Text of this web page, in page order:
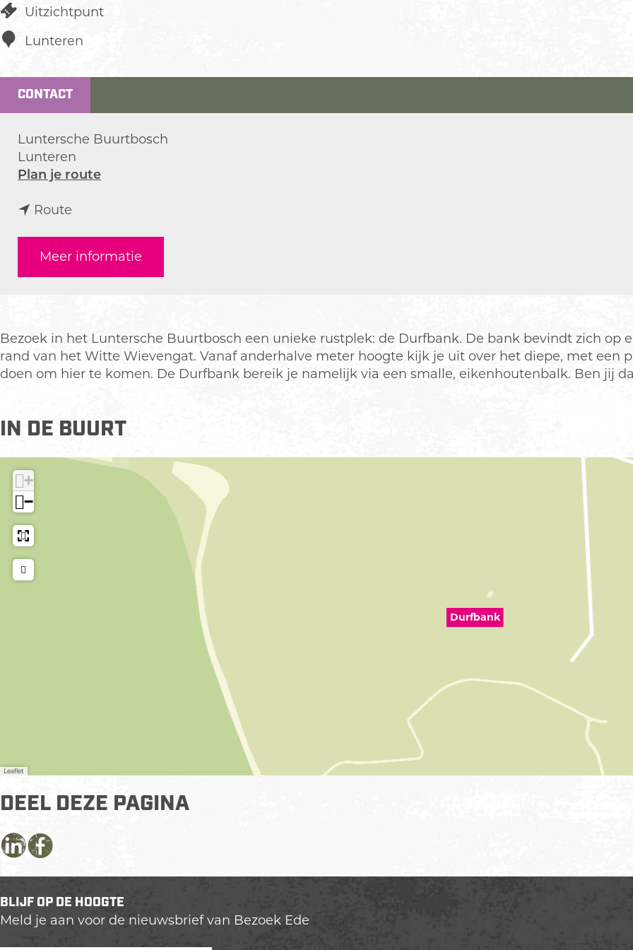
Uitzichtpunt
Lunteren
CONTACT
Luntersche Buurtbosch
Lunteren
Plan je routen
u
r
a
n
k
Route
D
f
b
a
Meer informatie
Bezoek in het Luntersche Buurtbosch een unieke rustplek: de Durfbank. De bank bevindt zich op
rand van het Witte Wievengat. Vanaf anderhalve meter hoogte kijk je uit over het diepe, met een
doen om hier te komen. De Durfbank bereik je namelijk via een smalle, eikenhoutenbalk. Ben jij
IN DE BUURT
Durfbank
+
−
Leaflet
DEEL DEZE PAGINA
D
l
d
D
l
d
l
d
BLIJF OP DE HOOGTE
Meld je aan voor de nieuwsbrief van Bezoek Ede